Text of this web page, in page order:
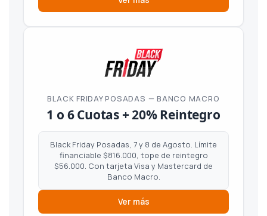
BLACK FRIDAY POSADAS — BANCO MACRO
1 o 6 Cuotas + 20% Reintegro
Black Friday Posadas, 7 y 8 de Agosto. Límite
financiable $816.000, tope de reintegro
$56.000. Con tarjeta Visa y Mastercard de
Banco Macro.
Ver más